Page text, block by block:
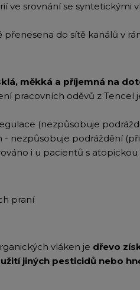
ve srovnání se syntetickými
do sítě kanálů v
měkká a příjemná na
pracovních oděvů z Tencel
(nezpůsobuje
nezpůsobuje podráždění
i u pacientů s
praní
vláken je dřevo
jiných pesticidů nebo